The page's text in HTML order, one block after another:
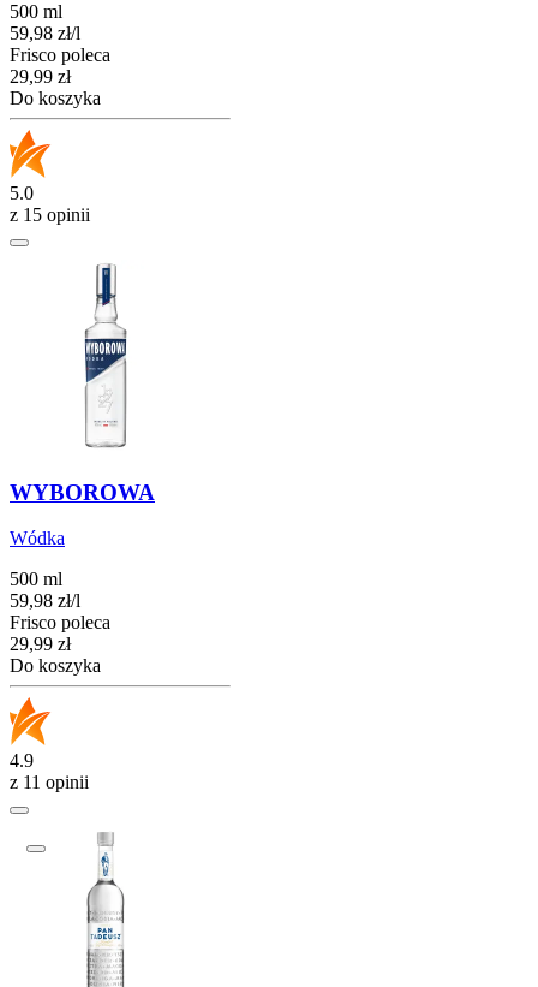
500 ml
59,98 zł/l
Frisco poleca
Cena
29,99 zł
Do koszyka
5.0
z 15 opinii
WYBOROWA
Wódka
500 ml
59,98 zł/l
Frisco poleca
Cena
29,99 zł
Do koszyka
4.9
z 11 opinii